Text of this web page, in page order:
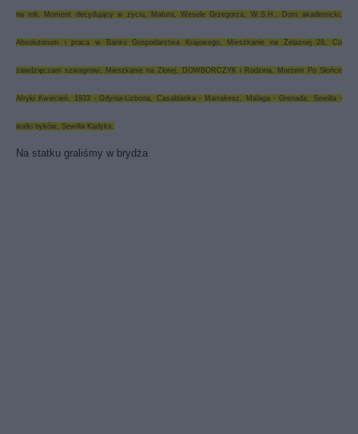
na roli, Moment decydujący w życiu, Matura,Wesele Grzegorza, W.S.H. , Dom akademicki,
Absolutorium i praca w Banku Gospodarstwa Krajowego, Mieszkanie na Żelaznej 28,Co
zawdzięczam szwagrowi, Mieszkanie na Złotej. DOWBORCZYK i Rodzina, Morzem Po Słońce
Afryki Kwiecień, 1933 - Gdynia-Lizbona, Casablanka - Marrakesz , Malaga - Grenada, Sewilla -
walki byków, Sewilla Kadyks .
Na statku graliśmy w brydża